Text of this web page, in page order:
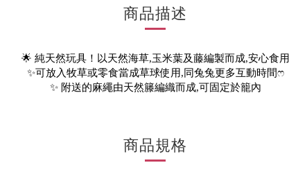
商品描述
🌟 純天然玩具！以天然海草,玉米葉及藤編製而成,安心食用
✨可放入牧草或零食當成草球使用,同兔兔更多互動時間ෆ
✨ 附送的麻繩由天然籐編織而成,可固定於籠內
商品規格